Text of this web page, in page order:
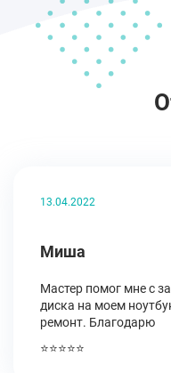
13.04.2022
Миша
Мастер помог мне с
диска на моем
ремонт. Благодарю
⭐⭐⭐⭐⭐